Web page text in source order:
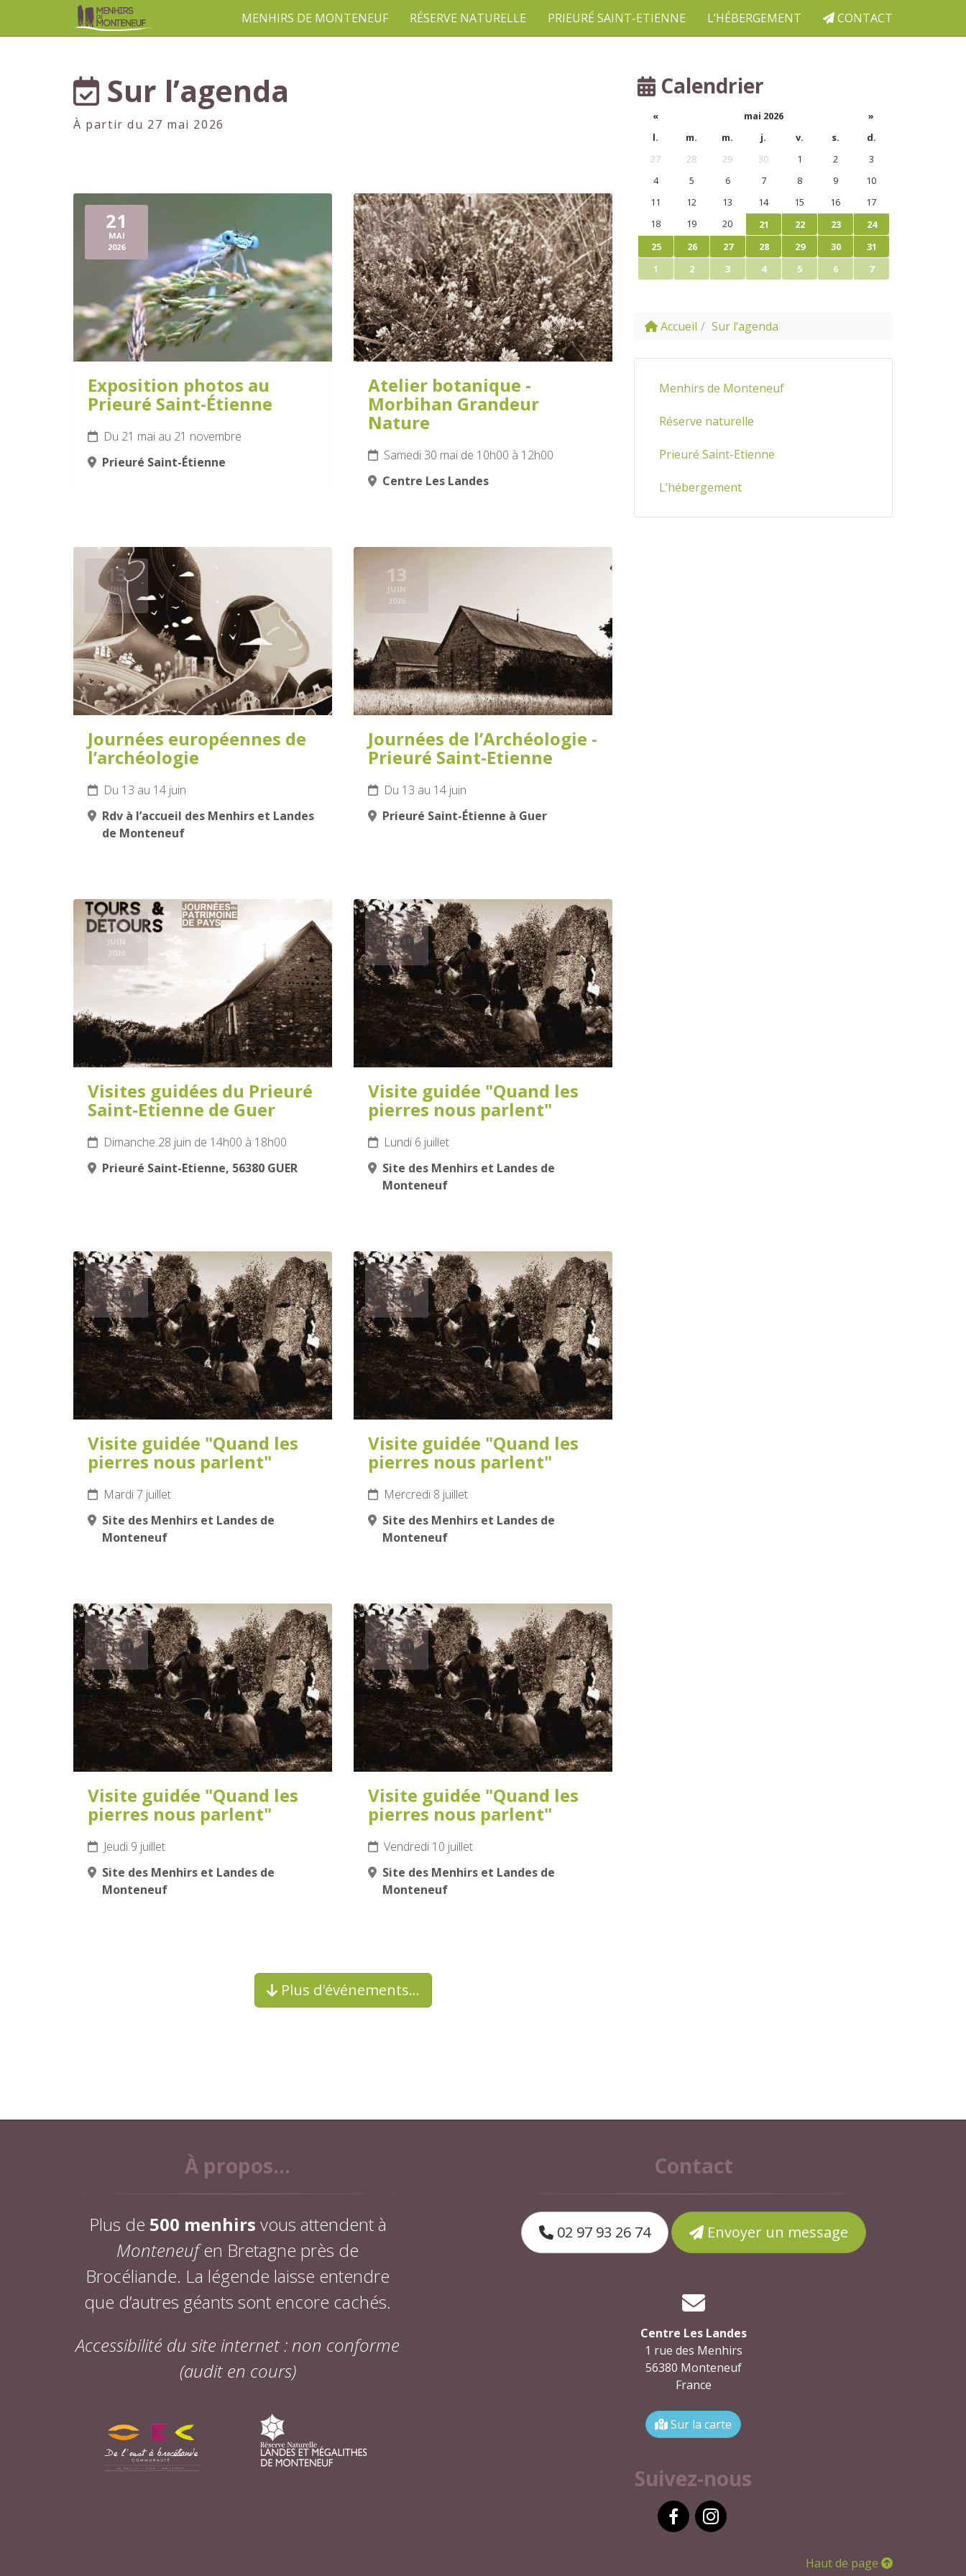
MENHIRS DE MONTENEUF RÉSERVE NATURELLE PRIEURÉ SAINT-ETIENNE L’HÉBERGEMENT CONTACT
Sur l’agenda
À partir du 27 mai 2026
21
MAI
2026
Exposition photos au
Prieuré Saint-Étienne
Du 21 mai au 21 novembre
Prieuré Saint-Étienne
30
MAI
2026
Atelier botanique -
Morbihan Grandeur
Nature
Samedi 30 mai de 10h00 à 12h00
Centre Les Landes
13
JUIN
2026
Journées européennes de
l’archéologie
Du 13 au 14 juin
Rdv à l’accueil des Menhirs et Landes
de Monteneuf
13
JUIN
2026
Journées de l’Archéologie -
Prieuré Saint-Etienne
Du 13 au 14 juin
Prieuré Saint-Étienne à Guer
28
JUIN
2026
Visites guidées du Prieuré
Saint-Etienne de Guer
Dimanche 28 juin de 14h00 à 18h00
Prieuré Saint-Etienne, 56380 GUER
6
JUILLET
2026
Visite guidée "Quand les
pierres nous parlent"
Lundi 6 juillet
Site des Menhirs et Landes de
Monteneuf
7
JUILLET
2026
Visite guidée "Quand les
pierres nous parlent"
Mardi 7 juillet
Site des Menhirs et Landes de
Monteneuf
8
JUILLET
2026
Visite guidée "Quand les
pierres nous parlent"
Mercredi 8 juillet
Site des Menhirs et Landes de
Monteneuf
9
JUILLET
2026
Visite guidée "Quand les
pierres nous parlent"
Jeudi 9 juillet
Site des Menhirs et Landes de
Monteneuf
10
JUILLET
2026
Visite guidée "Quand les
pierres nous parlent"
Vendredi 10 juillet
Site des Menhirs et Landes de
Monteneuf
Plus d'événements…
Calendrier
« mai 2026
»
l.
m. m. j. v. s.
d.
27
28 29 30 1 2
3
4
5 6 7 8 9
10
11
12 13 14 15 16
17
18
19 20 21 22 23
24
25
26 27 28 29 30
31
1
2 3 4 5 6 7
Accueil Sur l’agenda
Menhirs de Monteneuf
Réserve naturelle
Prieuré Saint-Etienne
L’hébergement
À propos...
Plus de 500 menhirs vous attendent à
Monteneufen Bretagne près de
Brocéliande. La légende laisse entendre
que d’autres géants sont encore cachés.
Accessibilité du site internet : non conforme
(audit en cours)
Contact
02 97 93 26 74 Envoyer un message
Centre Les Landes
1 rue des Menhirs
56380 Monteneuf
France
Sur la carte
Suivez-nous
Haut de page